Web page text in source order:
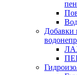
Добавки